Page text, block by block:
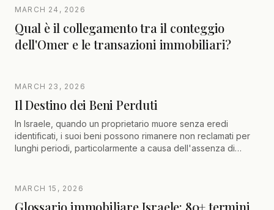
fiscalità.
MARCH 24, 2026
Qual è il collegamento tra il conteggio
dell'Omer e le transazioni immobiliari?
MARCH 23, 2026
Il Destino dei Beni Perduti
In Israele, quando un proprietario muore senza eredi
identificati, i suoi beni possono rimanere non reclamati per
lunghi periodi, particolarmente a causa dell'assenza di
amministra ricercando attivamente gli aventi diritto, anche
MARCH 15, 2026
Glossario immobiliare Israele: 80+ termini